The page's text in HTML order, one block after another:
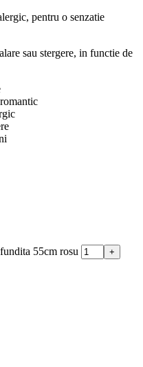
pentru o senzatie
sau stergere, in functie de
55cm rosu
+